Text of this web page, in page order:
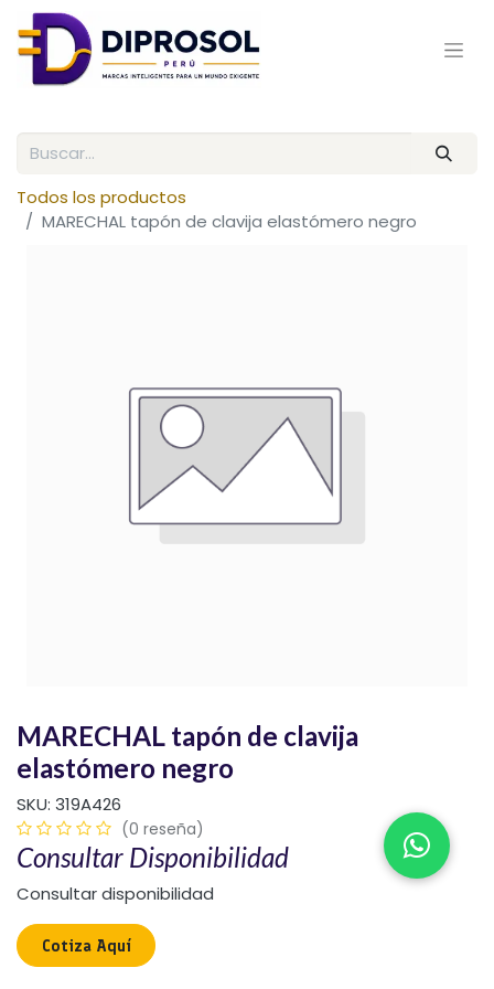
Todos los productos
MARECHAL tapón de clavija elastómero negro
MARECHAL tapón de clavija
elastómero negro
SKU: 319A426
(0 reseña)
Consultar Disponibilidad
Consultar disponibilidad
Cotiza Aquí​